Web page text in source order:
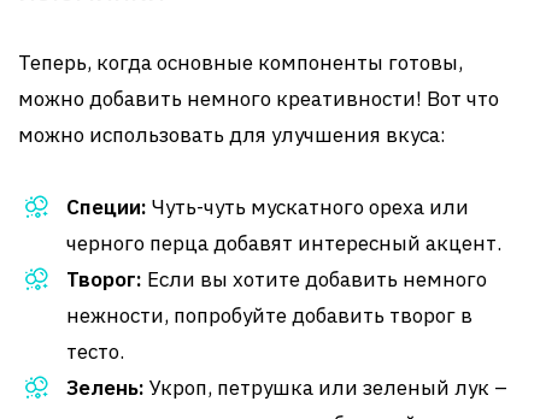
Теперь, когда основные компоненты готовы,
можно добавить немного креативности! Вот что
можно использовать для улучшения вкуса:
Специи: Чуть-чуть мускатного ореха или
черного перца добавят интересный акцент.
Творог: Если вы хотите добавить немного
нежности, попробуйте добавить творог в
тесто.
Зелень: Укроп, петрушка или зеленый лук –